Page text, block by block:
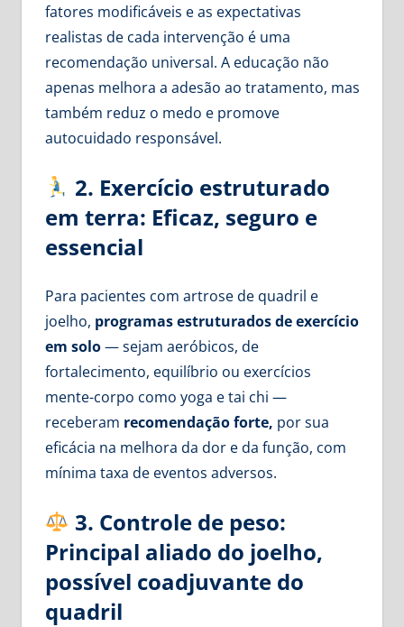
fatores modificáveis e as expectativas
realistas de cada intervenção é uma
recomendação universal. A educação não
apenas melhora a adesão ao tratamento, mas
também reduz o medo e promove
autocuidado responsável.
2. Exercício estruturado
em terra: Eficaz, seguro e
essencial
Para pacientes com artrose de quadril e
joelho, programas estruturados de exercício
em solo— sejam aeróbicos, de
fortalecimento, equilíbrio ou exercícios
mente-corpo como yoga e tai chi —
receberam recomendação forte, por sua
eficácia na melhora da dor e da função, com
mínima taxa de eventos adversos.
3. Controle de peso:
Principal aliado do joelho,
possível coadjuvante do
quadril